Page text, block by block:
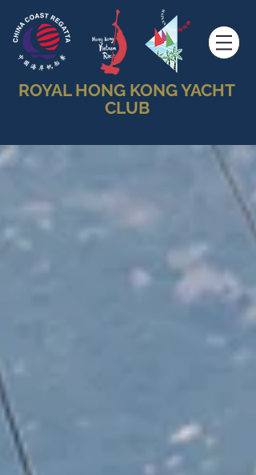
ROYAL HONG KONG YACHT
CLUB